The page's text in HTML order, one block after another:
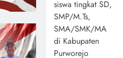
siswa tingkat SD,
SMP/M.Ts,
SMA/SMK/MA
di Kabupaten
Purworejo